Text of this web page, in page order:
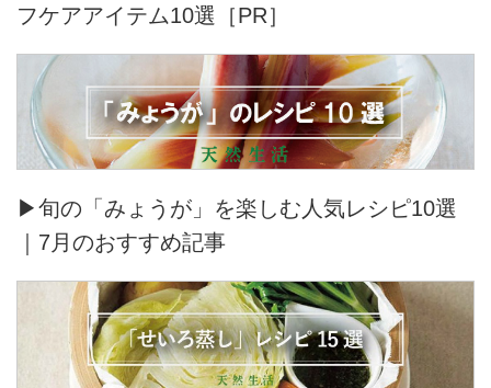
フケアアイテム10選［PR］
▶旬の「みょうが」を楽しむ人気レシピ10選
｜7月のおすすめ記事